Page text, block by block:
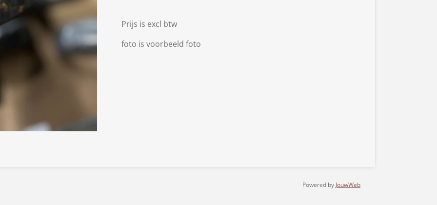
Prijs is excl btw
foto is voorbeeld foto
Powered by JouwWeb